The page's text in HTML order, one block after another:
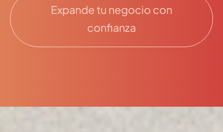
Expande tu negocio con
confianza